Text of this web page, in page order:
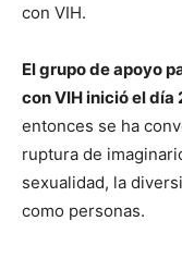
con VIH.
El grupo de apoyo
con VIH inició el día
entonces se ha
ruptura de
sexualidad, la
como personas.